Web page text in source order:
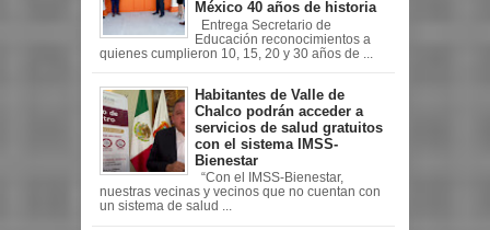
México 40 años de historia
Entrega Secretario de
Educación reconocimientos a
quienes cumplieron 10, 15, 20 y 30 años de ...
Habitantes de Valle de
Chalco podrán acceder a
servicios de salud gratuitos
con el sistema IMSS-
Bienestar
“Con el IMSS-Bienestar,
nuestras vecinas y vecinos que no cuentan con
un sistema de salud ...